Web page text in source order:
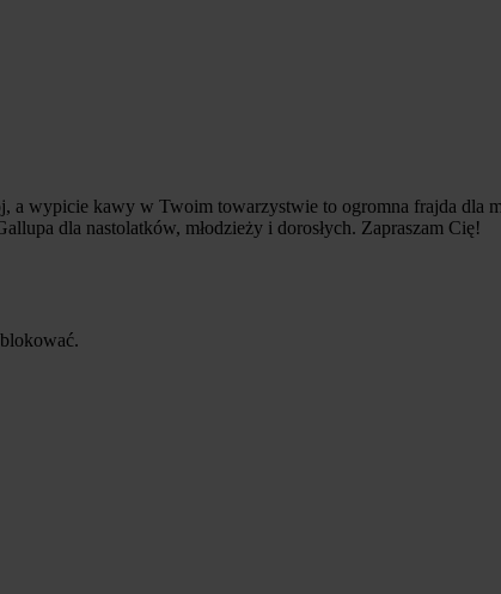
a wypicie kawy w Twoim towarzystwie to ogromna frajda dla
dla nastolatków, młodzieży i dorosłych. Zapraszam Cię!